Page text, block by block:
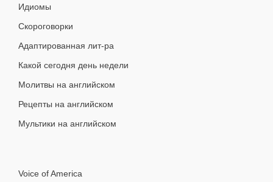
Идиомы
Скороговорки
Адаптированная лит-ра
Какой сегодня день недели
Молитвы на английском
Рецепты на английском
Мультики на английском
Voice of America